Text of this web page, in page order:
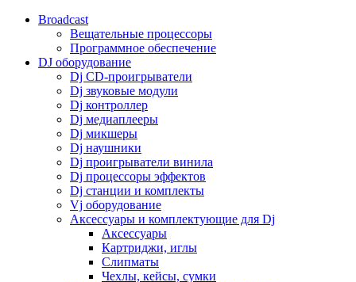
Broadcast
Вещательные процессоры
Программное обеспечение
DJ оборудование
Dj CD-проигрыватели
Dj звуковые модули
Dj контроллер
Dj медиаплееры
Dj микшеры
Dj наушники
Dj проигрыватели винила
Dj процессоры эффектов
Dj станции и комплекты
Vj оборудование
Аксессуары и комплектующие для Dj
Аксессуары
Картриджи, иглы
Слипматы
Чехлы, кейсы, сумки